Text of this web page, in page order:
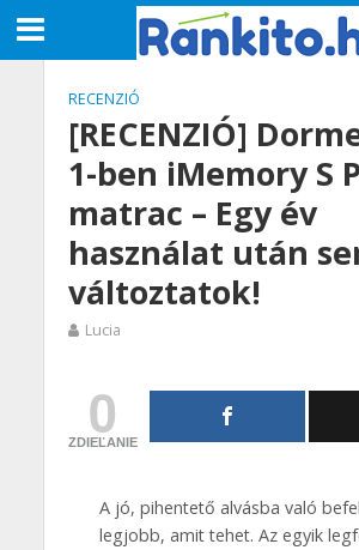
RECENZIÓ
[RECENZIÓ]
1-ben iMemory S
matrac – Egy év
használat után
változtatok!
Lucia
0
ZDIEĽANIE
A jó, pihentető alvásba való
legjobb, amit tehet. Az egyik